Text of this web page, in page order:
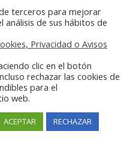
a medida
A MEDIDA
A MEDIDA RESTAURANTES
EMPRESAS
FOOD TRUCK
PARA HOGARES
terceros para mejorar
análisis de sus hábitos de
Privacidad o Avisos
clic en el botón
rechazar las cookies de
para el
web.
ACEPTAR RECHAZAR